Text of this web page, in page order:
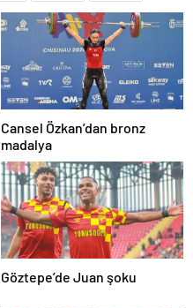
Cansel Özkan’dan bronz
madalya
Göztepe’de Juan şoku